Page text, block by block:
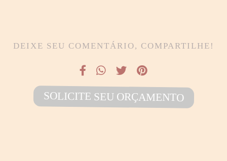
DEIXE SEU COMENTÁRIO, COMPARTILHE!
SOLICITE SEU ORÇAMENTO